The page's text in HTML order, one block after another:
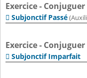
Exercice -
 Subjonctif Passé
Exercice -
 Subjonctif Imparfait